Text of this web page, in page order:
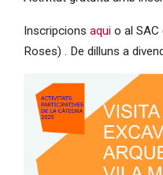
Inscripcions aqui o al SAC
Roses) . De dilluns a